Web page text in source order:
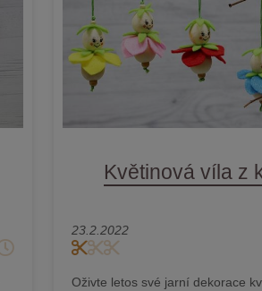
Květinová víla z
23.2.2022
Oživte letos své jarní dekorace